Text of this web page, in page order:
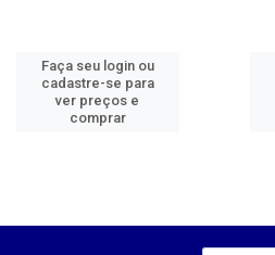
Faça seu login ou
cadastre-se para
ver preços e
comprar